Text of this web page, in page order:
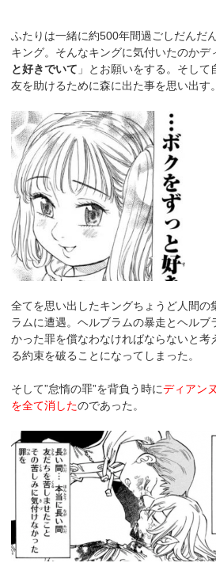
ふたりは一緒に約500年間過ごしだんだ
キング。そんなキングに気付いたのかデ
と好きでいて 」とお願いをする。そし
友を助けるために森に出た事を思い出す。
全てを思い出したキングちょうど人間の
ラムに遭遇。ヘルブラムの暴走とヘルブ
かった罪を償なわなければならないと考
る約束を破ることになってしまった。
そして”怠惰の罪”を背負う時にディアン
を全て消したのであった。